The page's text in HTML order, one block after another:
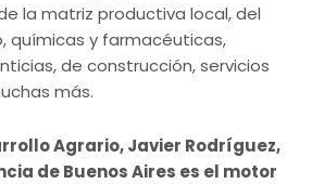
la matriz productiva local, del
químicas y farmacéuticas,
de construcción, servicios
más.
Agrario, Javier Rodríguez,
de Buenos Aires es el motor